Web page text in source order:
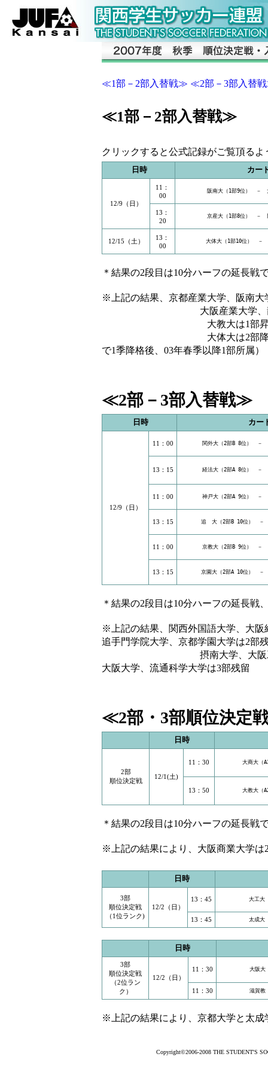
≪1部－2部入替戦≫ ≪2部－3部入替
≪1部－2部入替戦≫
クリックすると公式記録がご
日時 カー
12/9（日）
11：
00
阪南大（1部9位）　－
13：
20
京産大（1部8位）　－
12/15（土）
13：
00
大体大（1部10位）　－
＊結果の2段目は10分ハーフの延長戦
※上記の結果、京都産業大学、阪南大
大阪産業大学、龍谷大
大教大は1部昇格（3年ぶ
大体大は2部降格（5年11
で1季降格後、03年春季以降1部所属）
≪2部－3部入替戦≫
日時 カー
12/9（日）
11：00 関外大（2部B 8位）　－
13：15 経法大（2部A 8位）　－
11：00 神戸大（2部A 9位）　－
13：15 追　大（2部B 10位）　－
11：00 京教大（2部B 9位）　－
13：15 京園大（2部A 10位）　－
＊結果の2段目は10分ハーフの延長戦
※上記の結果、関西外国語大学、大
追手門学院大学、京都学園大学は2部
摂南大学、大阪工業大学
大阪大学、流通科学大学は3部残留
≪2部・3部順位決定
日時
2部
順位決定戦
12/1(土)
11：30 大商大（
13：50 大教大（
＊結果の2段目は10分ハーフの延長戦
※上記の結果により、大阪商業大学は
日時
3部
順位決定戦
（1位ランク)
12/2（日）
13：45 大工大
13：45 太成大
日時
3部
順位決定戦
（2位ラン
ク）
12/2（日）
11：30 大阪大
11：30 滋賀教
※上記の結果により、京都大学と太成
Copyright©2006-2008 THE STUDENT'S